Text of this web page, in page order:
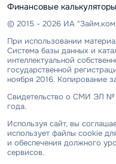
Финансовые калькуляторы
© 2015 - 2026 ИА
При использовании
Система базы данных и
интеллектуальной
государственной
ноября 2016. Копирование
Свидетельство о СМИ ЭЛ №
года.
Используя сайт, вы
использует файлы cookie
и обеспечения должного
сервисов.